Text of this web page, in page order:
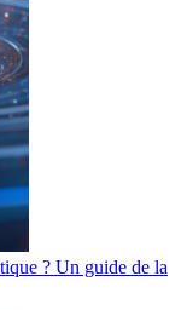
? Un guide de la